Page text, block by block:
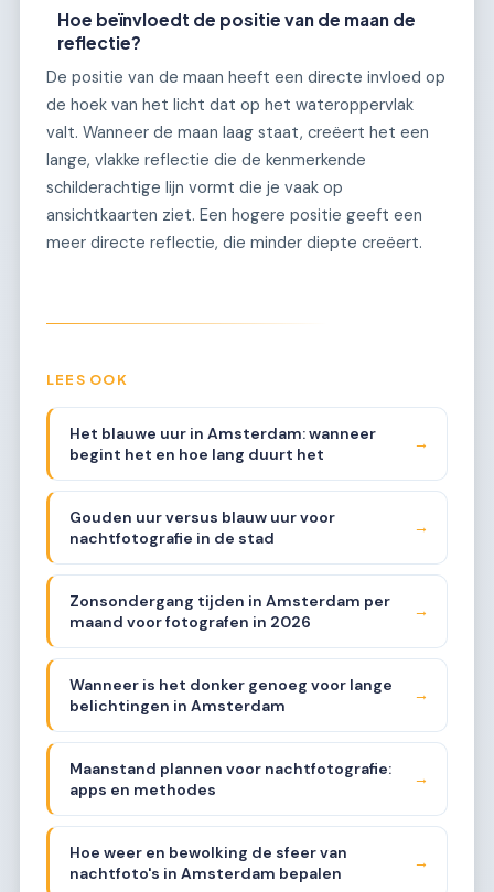
Hoe beïnvloedt de positie van de maan de
reflectie?
De positie van de maan heeft een directe invloed op
de hoek van het licht dat op het wateroppervlak
valt. Wanneer de maan laag staat, creëert het een
lange, vlakke reflectie die de kenmerkende
schilderachtige lijn vormt die je vaak op
ansichtkaarten ziet. Een hogere positie geeft een
meer directe reflectie, die minder diepte creëert.
LEES OOK
Het blauwe uur in Amsterdam: wanneer
begint het en hoe lang duurt het
→
Gouden uur versus blauw uur voor
nachtfotografie in de stad
→
Zonsondergang tijden in Amsterdam per
maand voor fotografen in 2026
→
Wanneer is het donker genoeg voor lange
belichtingen in Amsterdam
→
Maanstand plannen voor nachtfotografie:
apps en methodes
→
Hoe weer en bewolking de sfeer van
nachtfoto's in Amsterdam bepalen
→